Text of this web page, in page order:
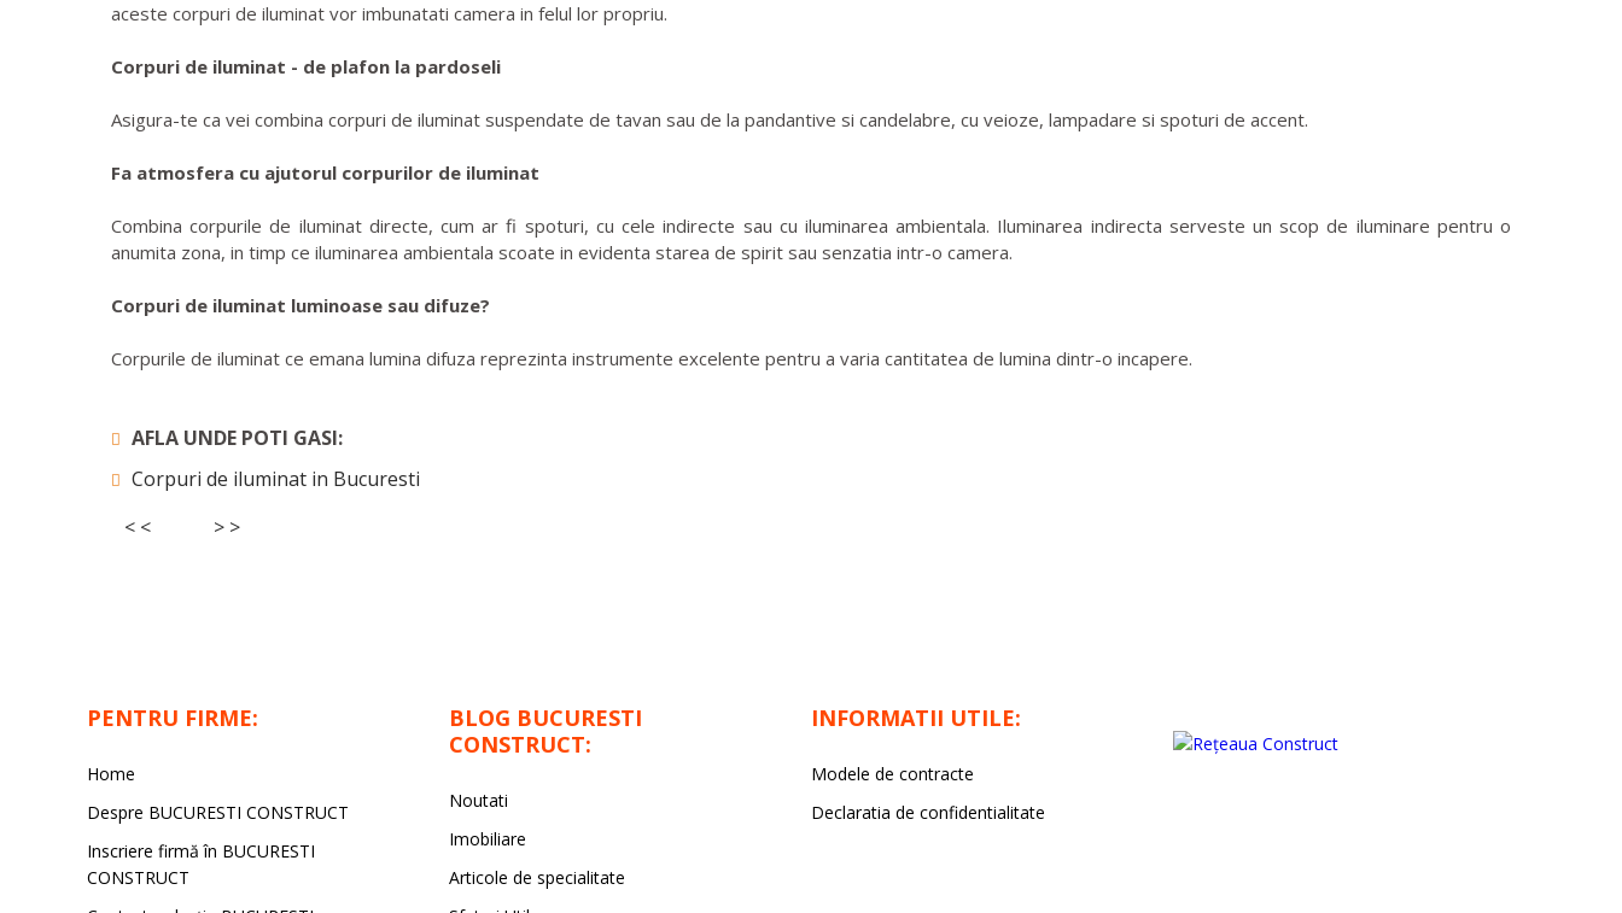
aceste corpuri de iluminat vor imbunatati camera in felul lor propriu.
Corpuri de iluminat - de plafon la pardoseli
Asigura-te ca vei combina corpuri de iluminat suspendate de tavan sau de la pandantive si candelabre, cu veioze, lampadare si spoturi de accent.
Fa atmosfera cu ajutorul corpurilor de iluminat
Combina corpurile de iluminat directe, cum ar fi spoturi, cu cele indirecte sau cu iluminarea ambientala. Iluminarea indirecta serveste un scop de iluminare pentru o
anumita zona, in timp ce iluminarea ambientala scoate in evidenta starea de spirit sau senzatia intr-o camera.
Corpuri de iluminat luminoase sau difuze?
Corpurile de iluminat ce emana lumina difuza reprezinta instrumente excelente pentru a varia cantitatea de lumina dintr-o incapere.
AFLA UNDE POTI GASI:
Corpuri de iluminat in Bucuresti
< <
> >
PENTRU FIRME:
Home
Despre BUCURESTI CONSTRUCT
Inscriere firmă în BUCURESTI
CONSTRUCT
BLOG BUCURESTI
CONSTRUCT:
Noutati
Imobiliare
Articole de specialitate
INFORMATII UTILE:
Modele de contracte
Declaratia de confidentialitate